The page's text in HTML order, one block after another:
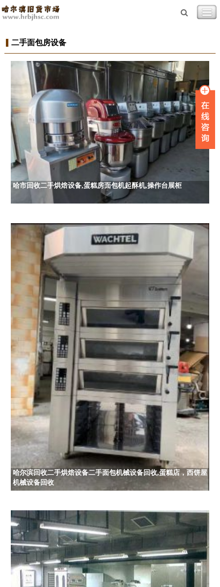
二手面包房设备
哈市回收二手烘焙设备,蛋糕房面包机起酥机,操作台展柜
哈尔滨回收二手烘焙设备二手面包机械设备回收,蛋糕店，西饼屋
机械设备回收